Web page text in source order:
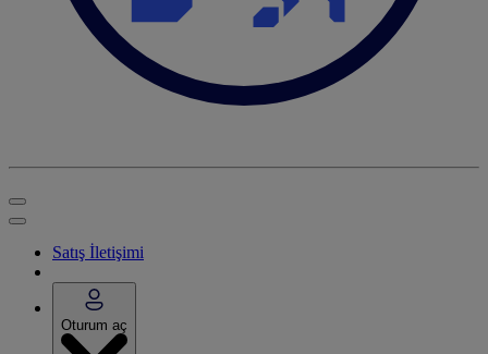
Satış İletişimi
Oturum aç